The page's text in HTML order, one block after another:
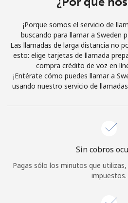
o
Continuar
¡Porque somos el servicio de
buscando para llamar a Sweden
Las llamadas de larga distancia no
esto: elige tarjetas de llamada
compra crédito de voz en
¡Entérate cómo puedes llamar a
usando nuestro servicio de
Sin cobros
Pagas sólo los minutos que
impuestos.